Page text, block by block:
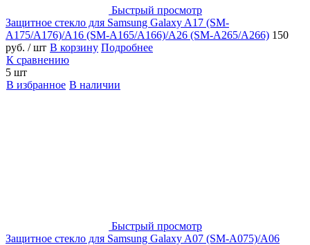
Быстрый просмотр
Защитное стекло для Samsung Galaxy A17 (SM-
A175/A176)/A16 (SM-A165/A166)/A26 (SM-A265/A266) 150
руб. / шт В корзину Подробнее
К сравнению
5 шт
В избранное В наличии
Быстрый просмотр
Защитное стекло для Samsung Galaxy A07 (SM-A075)/A06